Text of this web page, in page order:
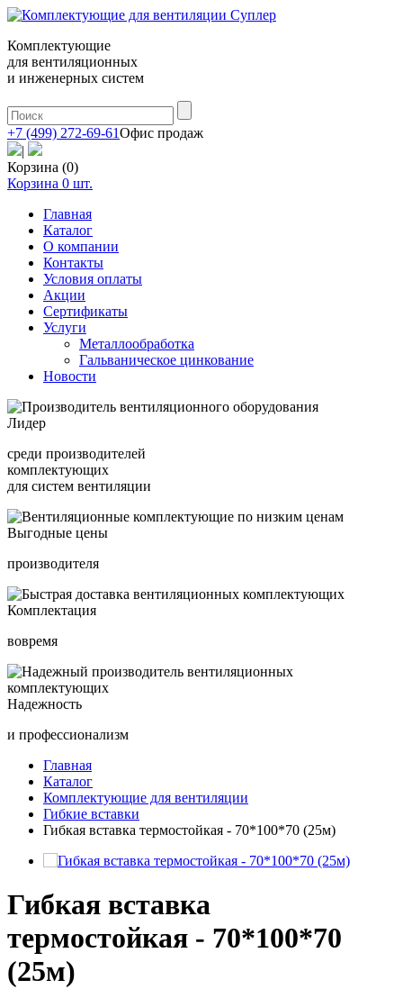
Комплектующие
для вентиляционных
и инженерных систем
+7 (499) 272-69-61Офис продаж
|
Корзина (0)
Корзина 0 шт.
Главная
Каталог
О компании
Контакты
Условия оплаты
Акции
Сертификаты
Услуги
Металлообработка
Гальваническое цинкование
Новости
Лидер
среди производителей
комплектующих
для систем вентиляции
Выгодные цены
производителя
Комплектация
вовремя
Надежность
и профессионализм
Главная
Каталог
Комплектующие для вентиляции
Гибкие вставки
Гибкая вставка термостойкая - 70*100*70 (25м)
Гибкая вставка
термостойкая - 70*100*70
(25м)